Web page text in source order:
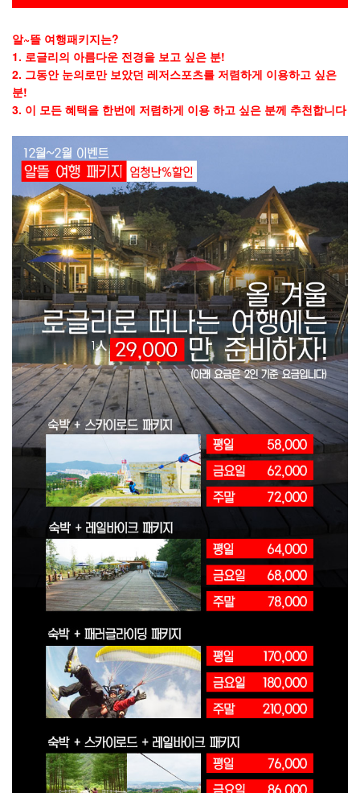
알~뜰 여행패키지는?
1. 로글리의 아름다운 전경을 보고 싶은 분!
2. 그동안 눈의로만 보았던 레저스포츠를 저렴하게 이용하고 싶은
분!
3. 이 모든 혜택을 한번에 저렴하게 이용 하고 싶은 분께 추천합니다